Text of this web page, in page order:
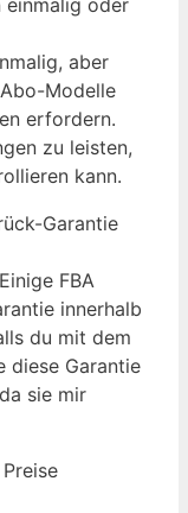
aber
Modelle
erfordern.
zu leisten,
kann.
Garantie
FBA
innerhalb
du mit dem
diese Garantie
sie mir